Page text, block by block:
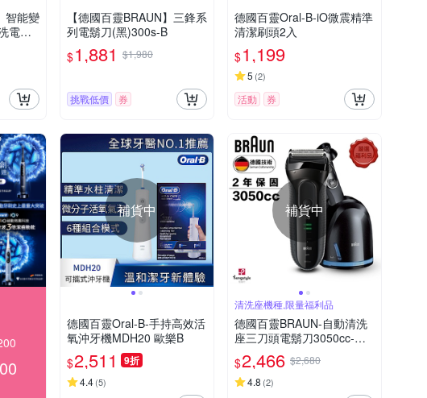
智能變
電鬍
【德國百靈BRAUN】三鋒系
列電鬍刀(黑)300s-B
$1,881 $1,980
挑戰低價 券
德國百靈Oral-B-iO微震精準
清潔刷頭2入
$1,199
5 (2)
活動 券
補貨中
德國百靈Oral-B-手持高效活
氧沖牙機MDH20 歐樂B
$2,511 9折
4.4(5)
補貨中
清洗座機種,限量福利品
德國百靈BRAUN-自動清洗
座三刀頭電鬍刀3050cc-福
利品
$2,466 $2,680
4.8 (2)